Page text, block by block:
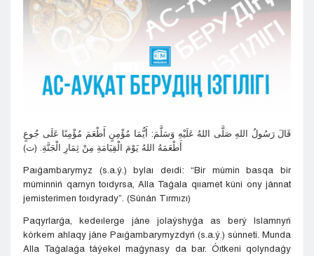
Taraz
Týrkestan
Shymkent
قَالَ رَسُولُ اللهِ صَلَّى اللهُ عَلَيْهِ وَسَلَّمَ: أَيُّمَا مُؤْمِنٍ أَطْعَمَ مُؤْمِنًا عَلَى جُوعٍ
أَطْعَمَهُ اللهُ يَوْمَ الْقِيَامَةِ مِنْ ثِمَارِ الْجَنَّةِ. (ت)
Paıǵambarymyz (s.a.ý.) bylaı deıdi: “Bir múmin basqa bir
múminniń qarnyn toıdyrsa, Alla Taǵala qııamet kúni ony jánnat
jemisterimen toıdyrady”. (Súnán Tırmızı)
Paqyrlarǵa, kedeılerge jáne jolaýshyǵa as berý Islamnyń
kórkem ahlaqy jáne Paıǵambarymyzdyń (s.a.ý.) súnneti. Munda
Alla Taǵalaǵa táýekel maǵynasy da bar. Óıtkeni qolyndaǵy